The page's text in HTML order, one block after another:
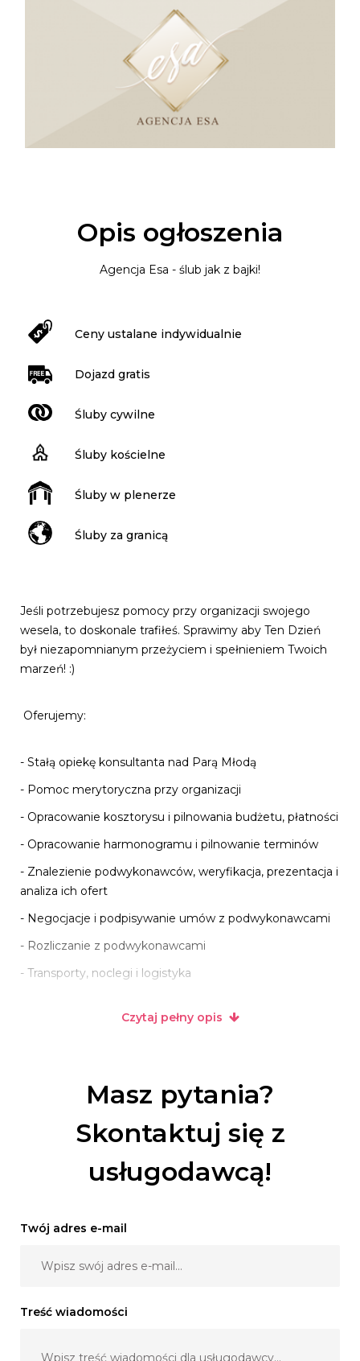
Opis ogłoszenia
Agencja Esa - ślub jak z bajki!
Ceny ustalane indywidualnie
Dojazd gratis
Śluby cywilne
Śluby kościelne
Śluby w plenerze
Śluby za granicą
Jeśli potrzebujesz pomocy przy organizacji swojego
wesela, to doskonale trafiłeś. Sprawimy aby Ten Dzień
był niezapomnianym przeżyciem i spełnieniem Twoich
marzeń! :)
Oferujemy:
- Stałą opiekę konsultanta nad Parą Młodą
- Pomoc merytoryczna przy organizacji
- Opracowanie kosztorysu i pilnowania budżetu, płatności
- Opracowanie harmonogramu i pilnowanie terminów
- Znalezienie podwykonawców, weryfikacja, prezentacja i
analiza ich ofert
- Negocjacje i podpisywanie umów z podwykonawcami
- Rozliczanie z podwykonawcami
- Transporty, noclegi i logistyka
- Stworzenie scenariusza ślubu i wesela
Czytaj pełny opis
Masz pytania?
Skontaktuj się z
usługodawcą!
Twój adres e-mail
Treść wiadomości